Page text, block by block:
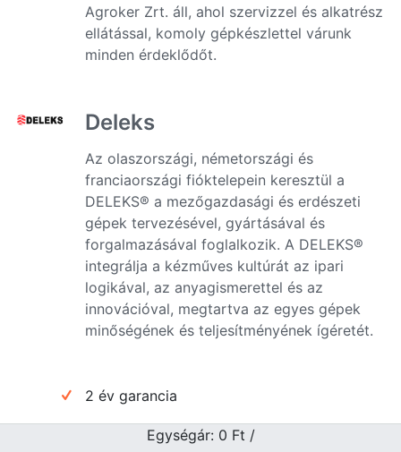
Agroker Zrt. áll, ahol szervizzel és alkatrész
ellátással, komoly gépkészlettel várunk
minden érdeklődőt.
Deleks
Az olaszországi, németországi és
franciaországi fióktelepein keresztül a
DELEKS® a mezőgazdasági és erdészeti
gépek tervezésével, gyártásával és
forgalmazásával foglalkozik. A DELEKS®
integrálja a kézműves kultúrát az ipari
logikával, az anyagismerettel és az
innovációval, megtartva az egyes gépek
minőségének és teljesítményének ígéretét.
2 év garancia
Egységár: 0 Ft /